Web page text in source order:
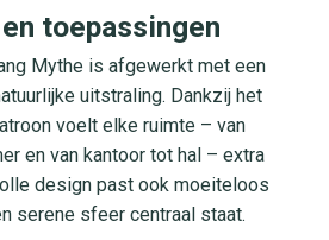
toepassingen
Mythe is afgewerkt met een
uitstraling. Dankzij het
voelt elke ruimte – van
en van kantoor tot hal – extra
design past ook moeiteloos
serene sfeer centraal staat.